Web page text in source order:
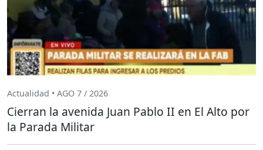
Actualidad • AGO 7 / 2026
Cierran la avenida Juan Pablo II en El Alto por
la Parada Militar